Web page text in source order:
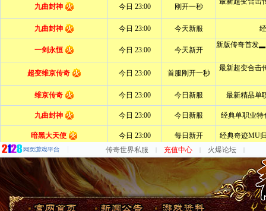
传奇世界私服 | 充值中心 | 火爆论坛 |